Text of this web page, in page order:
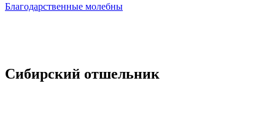
Благодарственные молебны
Сибирский отшельник